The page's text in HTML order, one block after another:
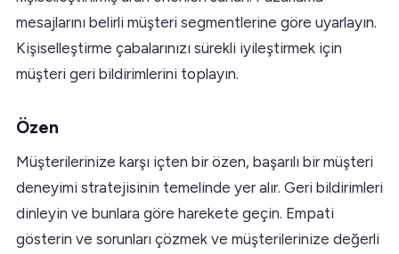
mesajlarını belirli müşteri segmentlerine göre uyarlayın.
Kişiselleştirme çabalarınızı sürekli iyileştirmek için
müşteri geri bildirimlerini toplayın.
Özen
Müşterilerinize karşı içten bir özen, başarılı bir müşteri
deneyimi stratejisinin temelinde yer alır. Geri bildirimleri
dinleyin ve bunlara göre harekete geçin. Empati
gösterin ve sorunları çözmek ve müşterilerinize değerli